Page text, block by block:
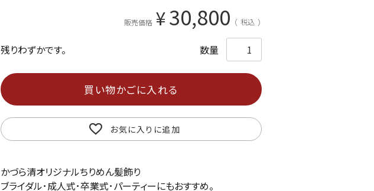
販売価格 ¥30,800 税込
残りわずかです。
お気に入りに追加
買い物かごに入れる
かづら清オリジナルちりめん髪飾り
ブライダル･成人式･卒業式･パーティーにもおすすめ。